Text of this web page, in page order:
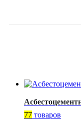
77 товаров